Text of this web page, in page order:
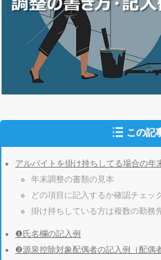
この記
アルバイトを掛け持ちしてる場合の年
年末調整の書類の見本
どの項目に記入するか確認チェッ
掛け持ちしている方は複数の勤務
❶氏名欄の記入例
❷源泉控除対象配偶者の記入例（配偶